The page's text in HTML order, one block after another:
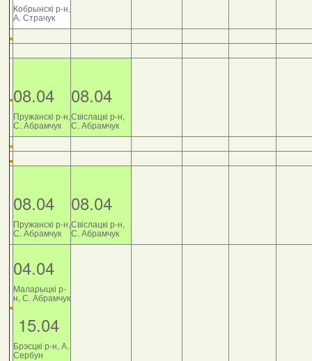
Кобрынскі р-н,
А. Страчук
08.04
Пружанскі р-н,
С. Абрамчук
08.04
Свіслацкі р-н,
С. Абрамчук
08.04
Пружанскі р-н,
С. Абрамчук
08.04
Свіслацкі р-н,
С. Абрамчук
04.04
Маларыцкі р-
н, С. Абрамчук
15.04
Брэсцкі р-н, А.
Сербун